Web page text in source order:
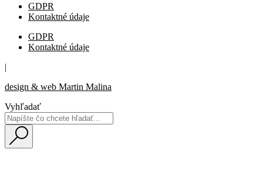
GDPR
Kontaktné údaje
GDPR
Kontaktné údaje
|
design & web Martin Malina
Vyhľadať